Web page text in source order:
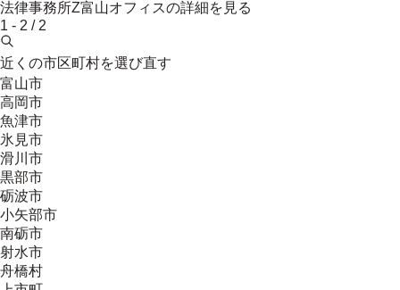
法律事務所Z富山オフィスの詳細を見る
1 - 2 / 2
近くの市区町村を選び直す
富山市
高岡市
魚津市
氷見市
滑川市
黒部市
砺波市
小矢部市
南砺市
射水市
舟橋村